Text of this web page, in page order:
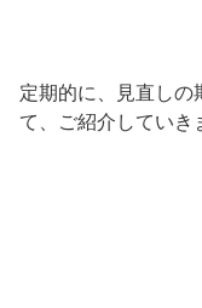
定期的に、見直しの
て、ご紹介していき